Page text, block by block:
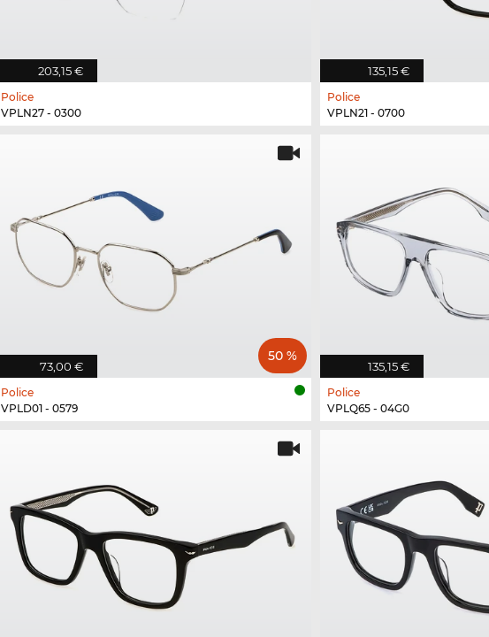
203,15 €
Police
VPLN27 - 0300
135,15 €
Police
VPLN21 - 0700
73,00 €
50 %
Police
VPLD01 - 0579
135,15 €
Police
VPLQ65 - 04G0